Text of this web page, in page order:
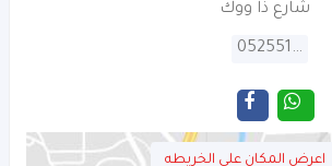
شارع ذا ووك
0525519155
اعرض المكان على الخريطه